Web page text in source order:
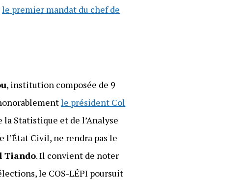
le premier mandat du chef de
, institution composée de 9
le président Col
Statistique et de l’Analyse
l’État Civil, ne rendra pas le
Tiando. Il convient de noter
le COS-LÉPI poursuit